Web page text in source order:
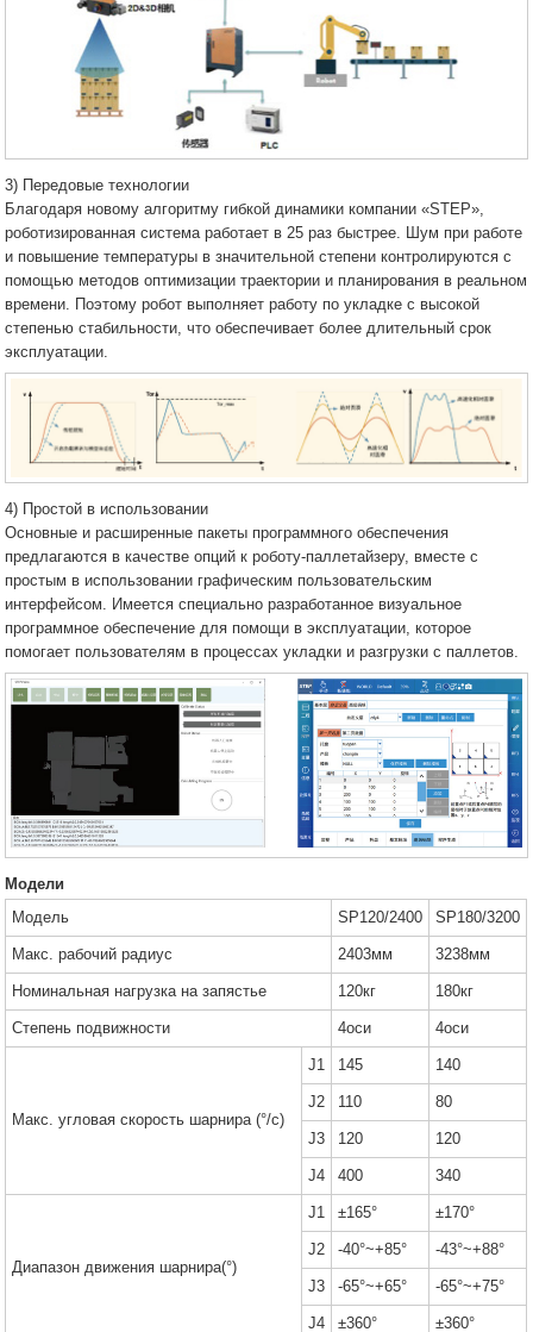
3) Передовые технологии
Благодаря новому алгоритму гибкой динамики компании «STEP»,
роботизированная система работает в 25 раз быстрее. Шум при работе
и повышение температуры в значительной степени контролируются с
помощью методов оптимизации траектории и планирования в реальном
времени. Поэтому робот выполняет работу по укладке с высокой
степенью стабильности, что обеспечивает более длительный срок
эксплуатации.
4) Простой в использовании
Основные и расширенные пакеты программного обеспечения
предлагаются в качестве опций к роботу-паллетайзеру, вместе с
простым в использовании графическим пользовательским
интерфейсом. Имеется специально разработанное визуальное
программное обеспечение для помощи в эксплуатации, которое
помогает пользователям в процессах укладки и разгрузки с паллетов.
Модели
Модель
SP120/2400 SP180/3200
Макс. рабочий радиус 2403мм 3238мм
Номинальная нагрузка на запястье 120кг 180кг
Степень подвижности 4оси 4оси
Макс. угловая скорость шарнира (°/с)
J1 145 140
J2 110 80
J3 120 120
J4 400 340
Диапазон движения шарнира(°)
J1 ±165° ±170°
J2 -40°~+85° -43°~+88°
J3 -65°~+65° -65°~+75°
J4 ±360° ±360°